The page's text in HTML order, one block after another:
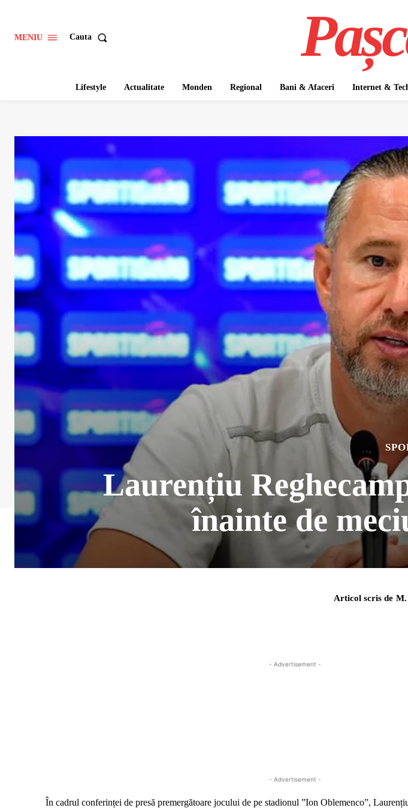
MENIU Cauta
Lifestyle Actualitate Monden Regional Bani & Afaceri Internet &
Laurențiu
înainte de
Articol scris de M.
- Advertisement -
- Advertisement -
În cadrul conferinței de presă premergătoare jocului de pe stadionul ”Ion Oblemenco”,